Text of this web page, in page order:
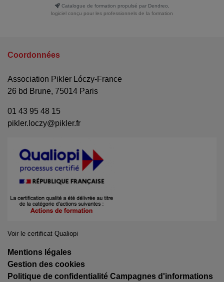
Catalogue de formation propulsé par Dendreo,
logiciel conçu pour les professionnels de la formation
Coordonnées
Association Pikler Lóczy-France
26 bd Brune, 75014 Paris
01 43 95 48 15
pikler.loczy@pikler.fr
Voir le certificat Qualiopi
Mentions légales
Gestion des cookies
Politique de confidentialité Campagnes d'informations